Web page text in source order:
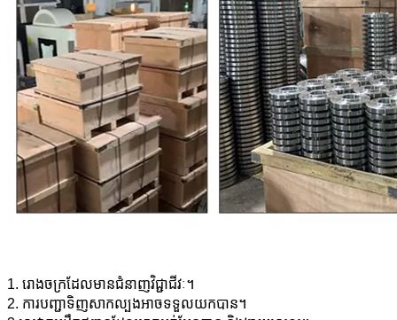
1. រោងចក្រដែលមានជំនាញវិជ្ជាជីវៈ។
2. ការបញ្ជាទិញសាកល្បងអាចទទួលយកបាន។